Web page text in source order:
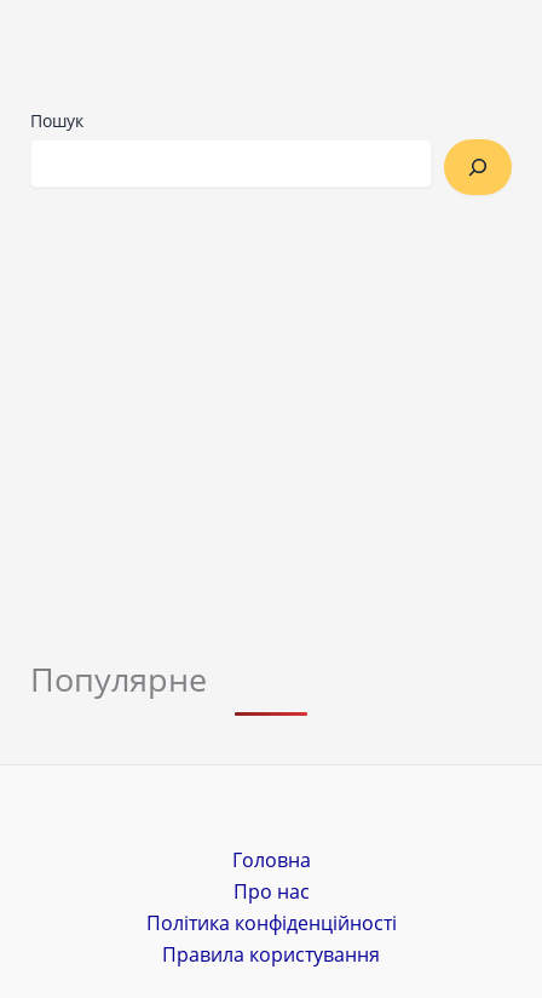
Пошук
Популярне
Головна
Про нас
Політика конфіденційності
Правила користування